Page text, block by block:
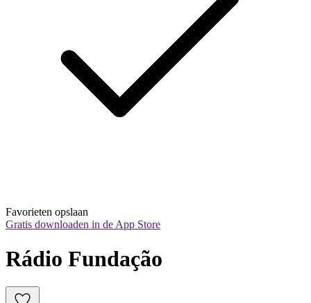
Favorieten opslaan
Gratis downloaden in de App Store
Rádio Fundação